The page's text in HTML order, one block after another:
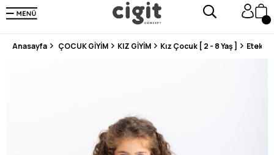
250.000'DEN FAZLA DEĞERLENDİRMEDE 5 ÜZERİNDEN 4.8 PUAN ALDI ⭐⭐⭐⭐⭐
3 MİLYONDAN FAZLA MUTLU MÜŞTERİ ❤️ 10 MİLYON ÜRÜN
Anasayfa ÇOCUK GİYİM KIZ GİYİM Kız Çocuk [ 2 - 8 Yaş ] Etek